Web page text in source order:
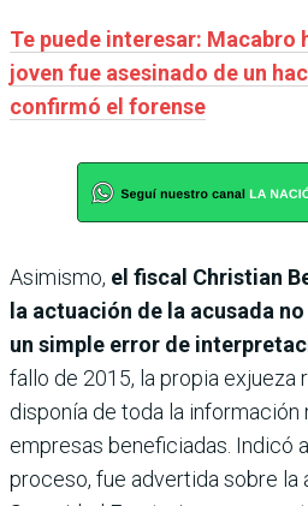
Te puede interesar: Macabro
joven fue asesinado de un
confirmó el forense
Asimismo, el fiscal Christian
la actuación de la acusada
un simple error de
fallo de 2015, la propia exjueza
disponía de toda la información
empresas beneficiadas. Indicó
proceso, fue advertida sobre la